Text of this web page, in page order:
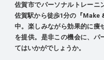
佐賀市でパーソナルトレーニ
佐賀駅から徒歩1分の『Make
中。楽しみながら効果的に痩
を提供。是非この機会に、パ
てはいかがでしょうか。